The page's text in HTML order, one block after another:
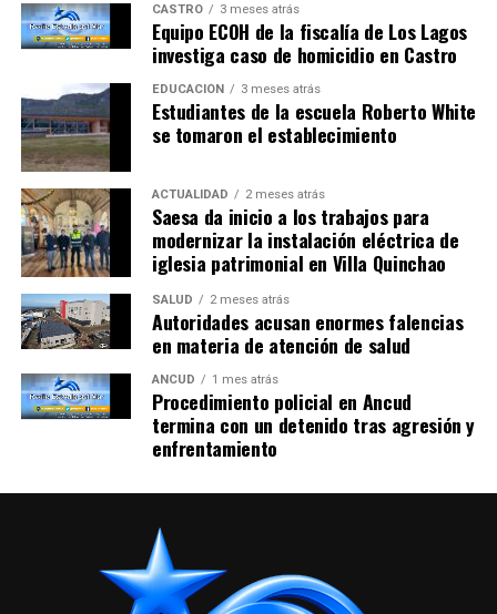
CASTRO 3 meses atrás
Equipo ECOH de la fiscalía de Los Lagos
investiga caso de homicidio en Castro
EDUCACIÓN 3 meses atrás
Estudiantes de la escuela Roberto White
se tomaron el establecimiento
ACTUALIDAD 2 meses atrás
Saesa da inicio a los trabajos para
modernizar la instalación eléctrica de
iglesia patrimonial en Villa Quinchao
SALUD 2 meses atrás
Autoridades acusan enormes falencias
en materia de atención de salud
ANCUD 1 mes atrás
Procedimiento policial en Ancud
termina con un detenido tras agresión y
enfrentamiento